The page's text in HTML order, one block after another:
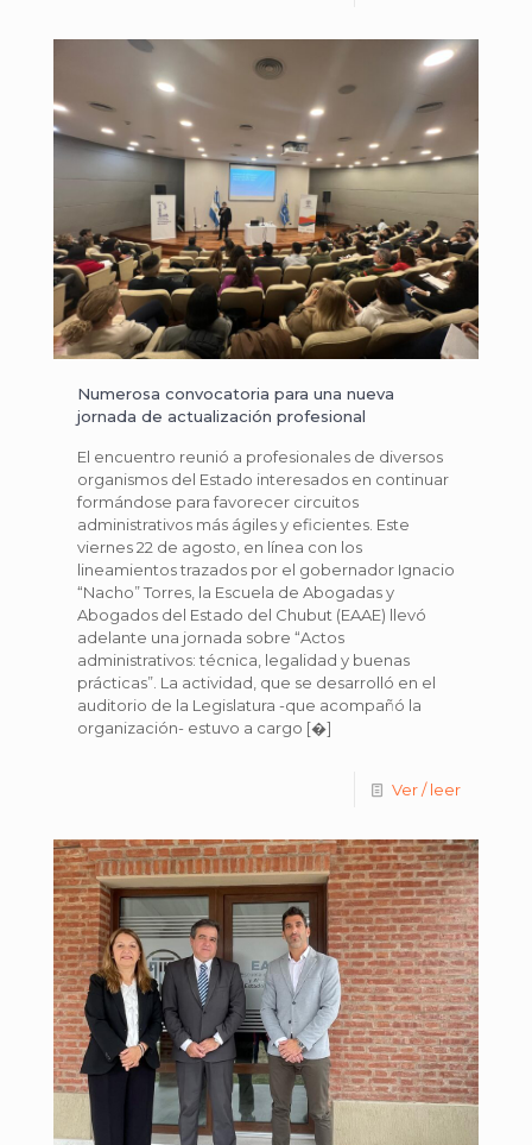
Numerosa convocatoria para una nueva
jornada de actualización profesional
El encuentro reunió a profesionales de diversos
organismos del Estado interesados en continuar
formándose para favorecer circuitos
administrativos más ágiles y eficientes. Este
viernes 22 de agosto, en línea con los
lineamientos trazados por el gobernador Ignacio
“Nacho” Torres, la Escuela de Abogadas y
Abogados del Estado del Chubut (EAAE) llevó
adelante una jornada sobre “Actos
administrativos: técnica, legalidad y buenas
prácticas”. La actividad, que se desarrolló en el
auditorio de la Legislatura -que acompañó la
organización- estuvo a cargo [�]
Ver / leer